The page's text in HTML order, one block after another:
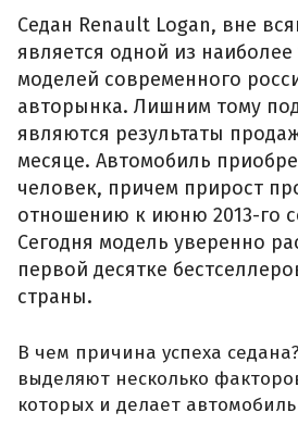
Седан Renault Logan, вне
является одной из
моделей современного
авторынка. Лишним тому
являются результаты
месяце. Автомобиль
человек, причем прирост
отношению к июню 2013-го
Сегодня модель уверенно
первой десятке
страны.
В чем причина успеха
выделяют несколько
которых и делает